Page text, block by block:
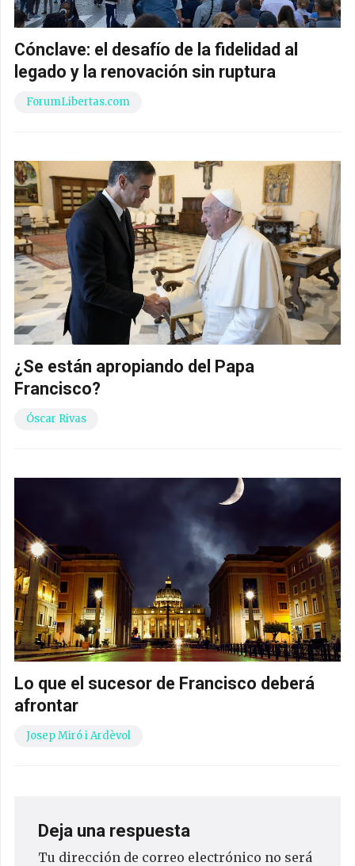
Cónclave: el desafío de la fidelidad al
legado y la renovación sin ruptura
ForumLibertas.com
¿Se están apropiando del Papa
Francisco?
Óscar Rivas
Lo que el sucesor de Francisco deberá
afrontar
Josep Miró i Ardèvol
Deja una respuesta
Tu dirección de correo electrónico no será